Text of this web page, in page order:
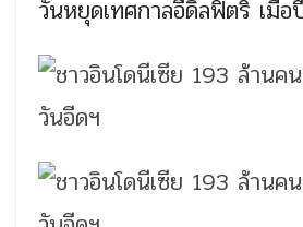
วันหยุดเทศกาลอีดิ้ลฟิตริ เมื่